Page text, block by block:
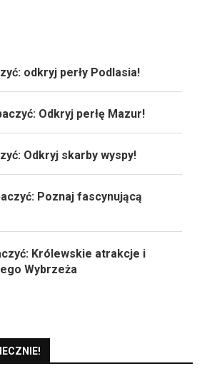
odkryj perły Podlasia!
Odkryj perłę Mazur!
Odkryj skarby wyspy!
Poznaj fascynującą
Królewskie atrakcje i
Wybrzeża